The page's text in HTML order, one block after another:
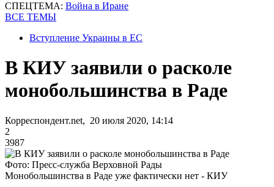
СПЕЦТЕМА: Война в Иране
ВСЕ ТЕМЫ
Вступление Украины в ЕС
В КИУ заявили о расколе
монобольшинства в Раде
Корреспондент.net, 20 июля 2020, 14:14
2
3987
Фото: Пресс-служба Верховной Рады
Монобольшинства в Раде уже фактически нет - КИУ